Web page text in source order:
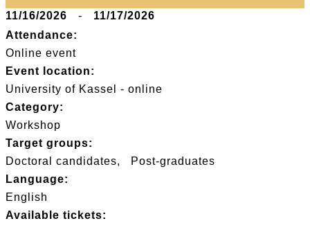
11/16/2026 -
11/17/2026
Attendance:
Online event
Event location:
University of Kassel - online
Category:
Workshop
Target groups:
Doctoral candidates
Post-graduates
Language:
English
Available tickets: